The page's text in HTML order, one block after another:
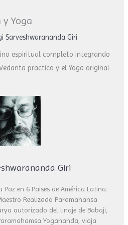
Yoga
Sarveshwarananda Giri
espiritual completo integrando
practico y el Yoga original
Giri
Paz en 6 Paises de América Latina.
Realizado Paramahansa
autorizado del linaje de Babaji,
Yogananda, viaja